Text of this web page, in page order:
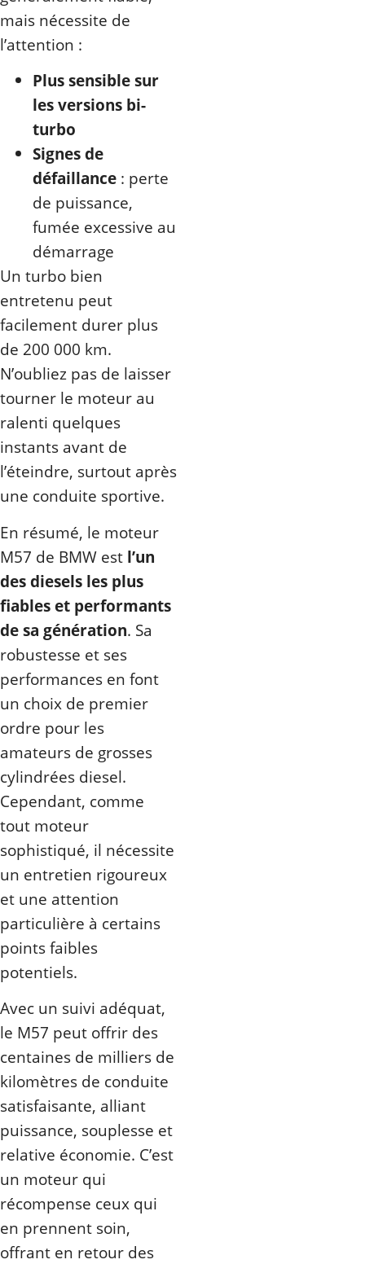
mais nécessite de
l’attention :
Plus sensible sur
les versions bi-
turbo
Signes de
défaillance : perte
de puissance,
fumée excessive au
démarrage
Un turbo bien
entretenu peut
facilement durer plus
de 200 000 km.
N’oubliez pas de laisser
tourner le moteur au
ralenti quelques
instants avant de
l’éteindre, surtout après
une conduite sportive.
En résumé, le moteur
M57 de BMW est l’un
des diesels les plus
fiables et performants
de sa génération. Sa
robustesse et ses
performances en font
un choix de premier
ordre pour les
amateurs de grosses
cylindrées diesel.
Cependant, comme
tout moteur
sophistiqué, il nécessite
un entretien rigoureux
et une attention
particulière à certains
points faibles
potentiels.
Avec un suivi adéquat,
le M57 peut offrir des
centaines de milliers de
kilomètres de conduite
satisfaisante, alliant
puissance, souplesse et
relative économie. C’est
un moteur qui
récompense ceux qui
en prennent soin,
offrant en retour des